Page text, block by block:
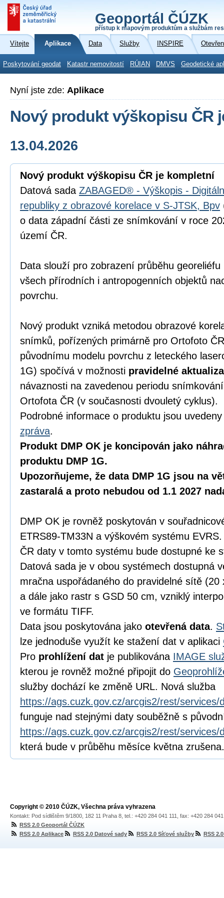
Geoportál ČÚZK
přístup k mapovým produktům a službám
Vítejte Aplikace Data Služby INSPIRE
Poskytování geodat Katastr nemovitostí RÚIAN DMVS Geodetické
Nyní jste zde: Aplikace
Nový produkt výškopisu ČR
13.04.2026
Nový produkt výškopisu ČR je kompletní
Datová sada ZABAGED® - Výškopis -
republiky z obrazové korelace v S-JTSK, Bpv
o data západní části ze snímkování v roce
území ČR.
Data slouží pro zobrazení průběhu
všech přírodních i antropogenních objektů
povrchu.
Nový produkt vzniká metodou obrazové
snímků, pořízených primárně pro Ortofoto
původnímu modelu povrchu z leteckého
1G) spočívá v možnosti pravidelné
návaznosti na zavedenou periodu
Ortofota ČR (v současnosti dvouletý cyklus).
Podrobné informace o produktu jsou
zpráva.
Produkt DMP OK je koncipován jako
produktu DMP 1G.
Upozorňujeme, že data DMP 1G jsou na
zastaralá a proto nebudou od 1.1 2027
DMP OK je rovněž poskytován v
ETRS89-TM33N a výškovém systému
ČR daty v tomto systému bude dostupné ke
Datová sada je v obou systémech dostupná
mračna uspořádaného do pravidelné sítě
a dále jako rastr s GSD 50 cm, vzniklý
ve formátu TIFF.
Data jsou poskytována jako otevřená data.
lze jednoduše využít ke stažení dat v aplikaci
Pro prohlížení dat je publikována IMAGE
kterou je rovněž možné připojit do
služby dochází ke změně URL. Nová služba
https://ags.cuzk.gov.cz/arcgis2/rest/services/
funguje nad stejnými daty souběžně s
https://ags.cuzk.gov.cz/arcgis2/rest/
která bude v průběhu měsíce května zrušena.
Copyright © 2010 ČÚZK, Všechna práva vyhrazena
Kontakt: Pod sídlištěm 9/1800, 182 11 Praha 8, tel.: +420 284 041 111, fax: +420 284
RSS 2.0 Geoportál ČÚZK
RSS 2.0 Aplikace
RSS 2.0 Datové sady RSS 2.0 Síťové služby RSS